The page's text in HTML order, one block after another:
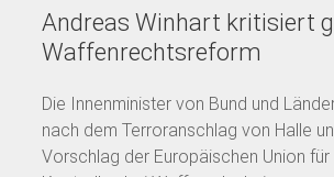
Andreas Winhart kritisiert
Waffenrechtsreform
Die Innenminister von Bund und
nach dem Terroranschlag von Halle
Vorschlag der Europäischen Union